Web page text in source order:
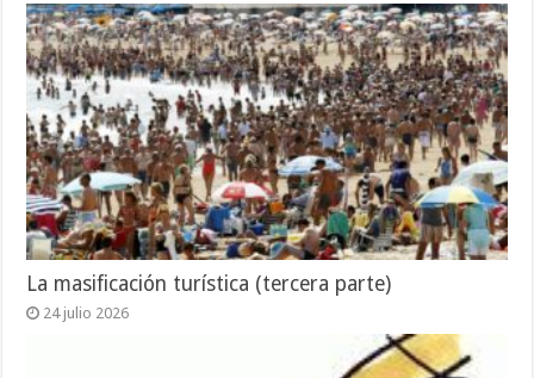
La masificación turística (tercera parte)
24 julio 2026